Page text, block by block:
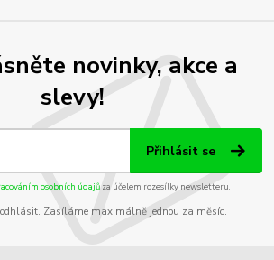
novinky, akce a
slevy!
Přihlásit se
osobních údajůza účelem rozesílky newsletteru.
odhlásit. Zasíláme maximálně jednou za měsíc.